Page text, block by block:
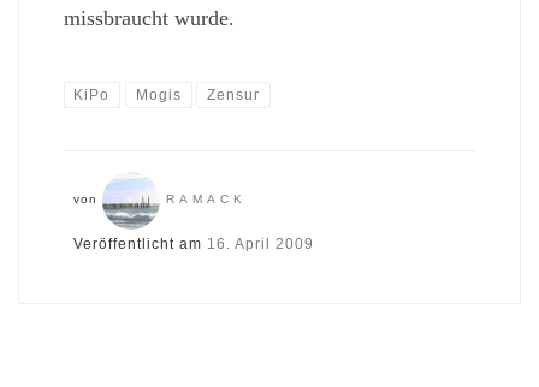
missbraucht wurde.
KiPo Mogis Zensur
von RAMACK
Veröffentlicht am 16. April 2009